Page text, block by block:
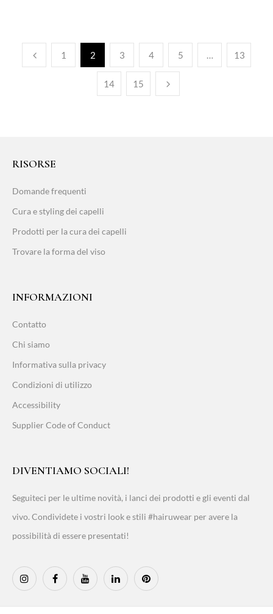
1 2 3 4 5 … 13
14 15
RISORSE
Domande frequenti
Cura e styling dei capelli
Prodotti per la cura dei capelli
Trovare la forma del viso
INFORMAZIONI
Contatto
Chi siamo
Informativa sulla privacy
Condizioni di utilizzo
Accessibility
Supplier Code of Conduct
DIVENTIAMO SOCIALI!
Seguiteci per le ultime novità, i lanci dei prodotti e gli eventi dal
vivo. Condividete i vostri look e stili #hairuwear per avere la
possibilità di essere presentati!